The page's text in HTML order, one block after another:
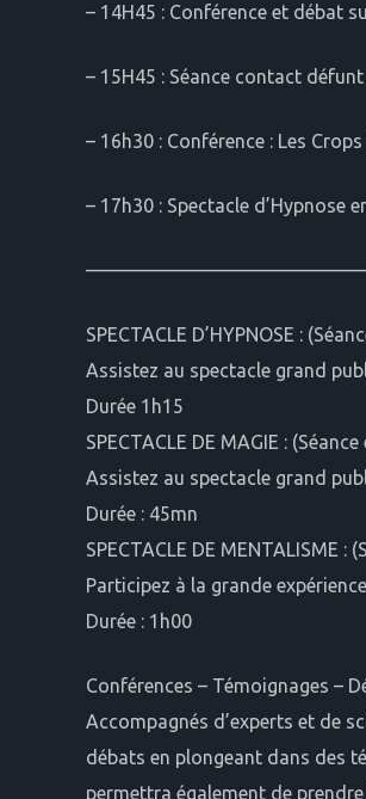
– 14H45 : Conférence et débat
– 15H45 : Séance contact
– 16h30 : Conférence : Les
– 17h30 : Spectacle d’Hypnose
SPECTACLE D’HYPNOSE :
Assistez au spectacle grand
Durée 1h15
SPECTACLE DE MAGIE :
Assistez au spectacle grand
Durée : 45mn
SPECTACLE DE MENTALISME :
Participez à la grande
Durée : 1h00
Conférences – Témoignages –
Accompagnés d’experts et de
débats en plongeant dans des
permettra également de